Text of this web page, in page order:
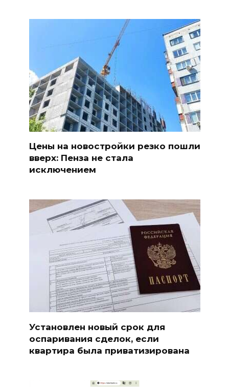
Цены на новостройки резко пошли
вверх: Пенза не стала
исключением
Установлен новый срок для
оспаривания сделок, если
квартира была приватизирована